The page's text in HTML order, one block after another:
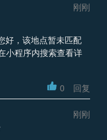
刚刚
好，该地点暂未匹配
小程序内搜索查看详
0 回复
刚刚